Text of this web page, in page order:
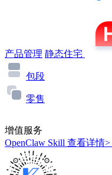
产品管理 静态住宅
包段
零售
增值服务
OpenClaw Skill 查看详情>